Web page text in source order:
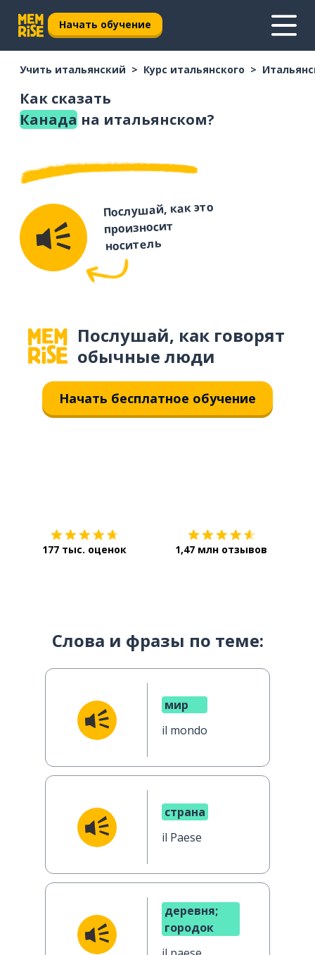
Начать обучение
Учить итальянский Курс итальянского
Как сказать
Канада на итальянском?
Послушай, как это
произносит
носитель
Послушай, как говорят
обычные люди
Начать бесплатное обучение
177 тыс. оценок 1,47 млн отзывов
Слова и фразы по теме:
мир
il mondo
страна
il Paese
деревня;
городок